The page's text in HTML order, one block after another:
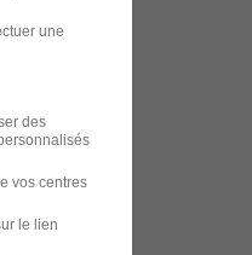
une
des
vos centres
le lien